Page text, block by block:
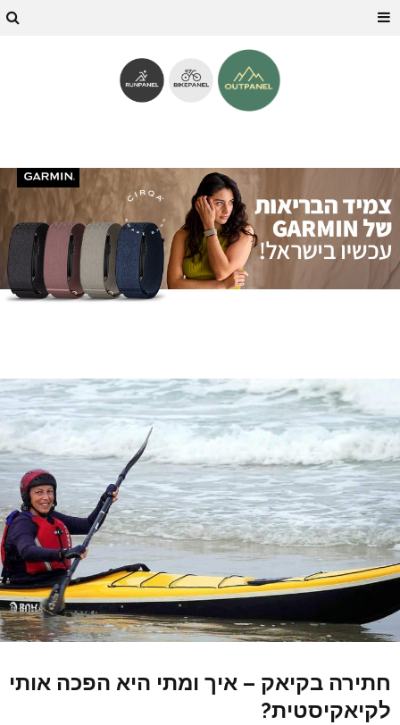
חתירה בקיאק – איך ומתי היא הפכה אותי
לקיאקיסטית?